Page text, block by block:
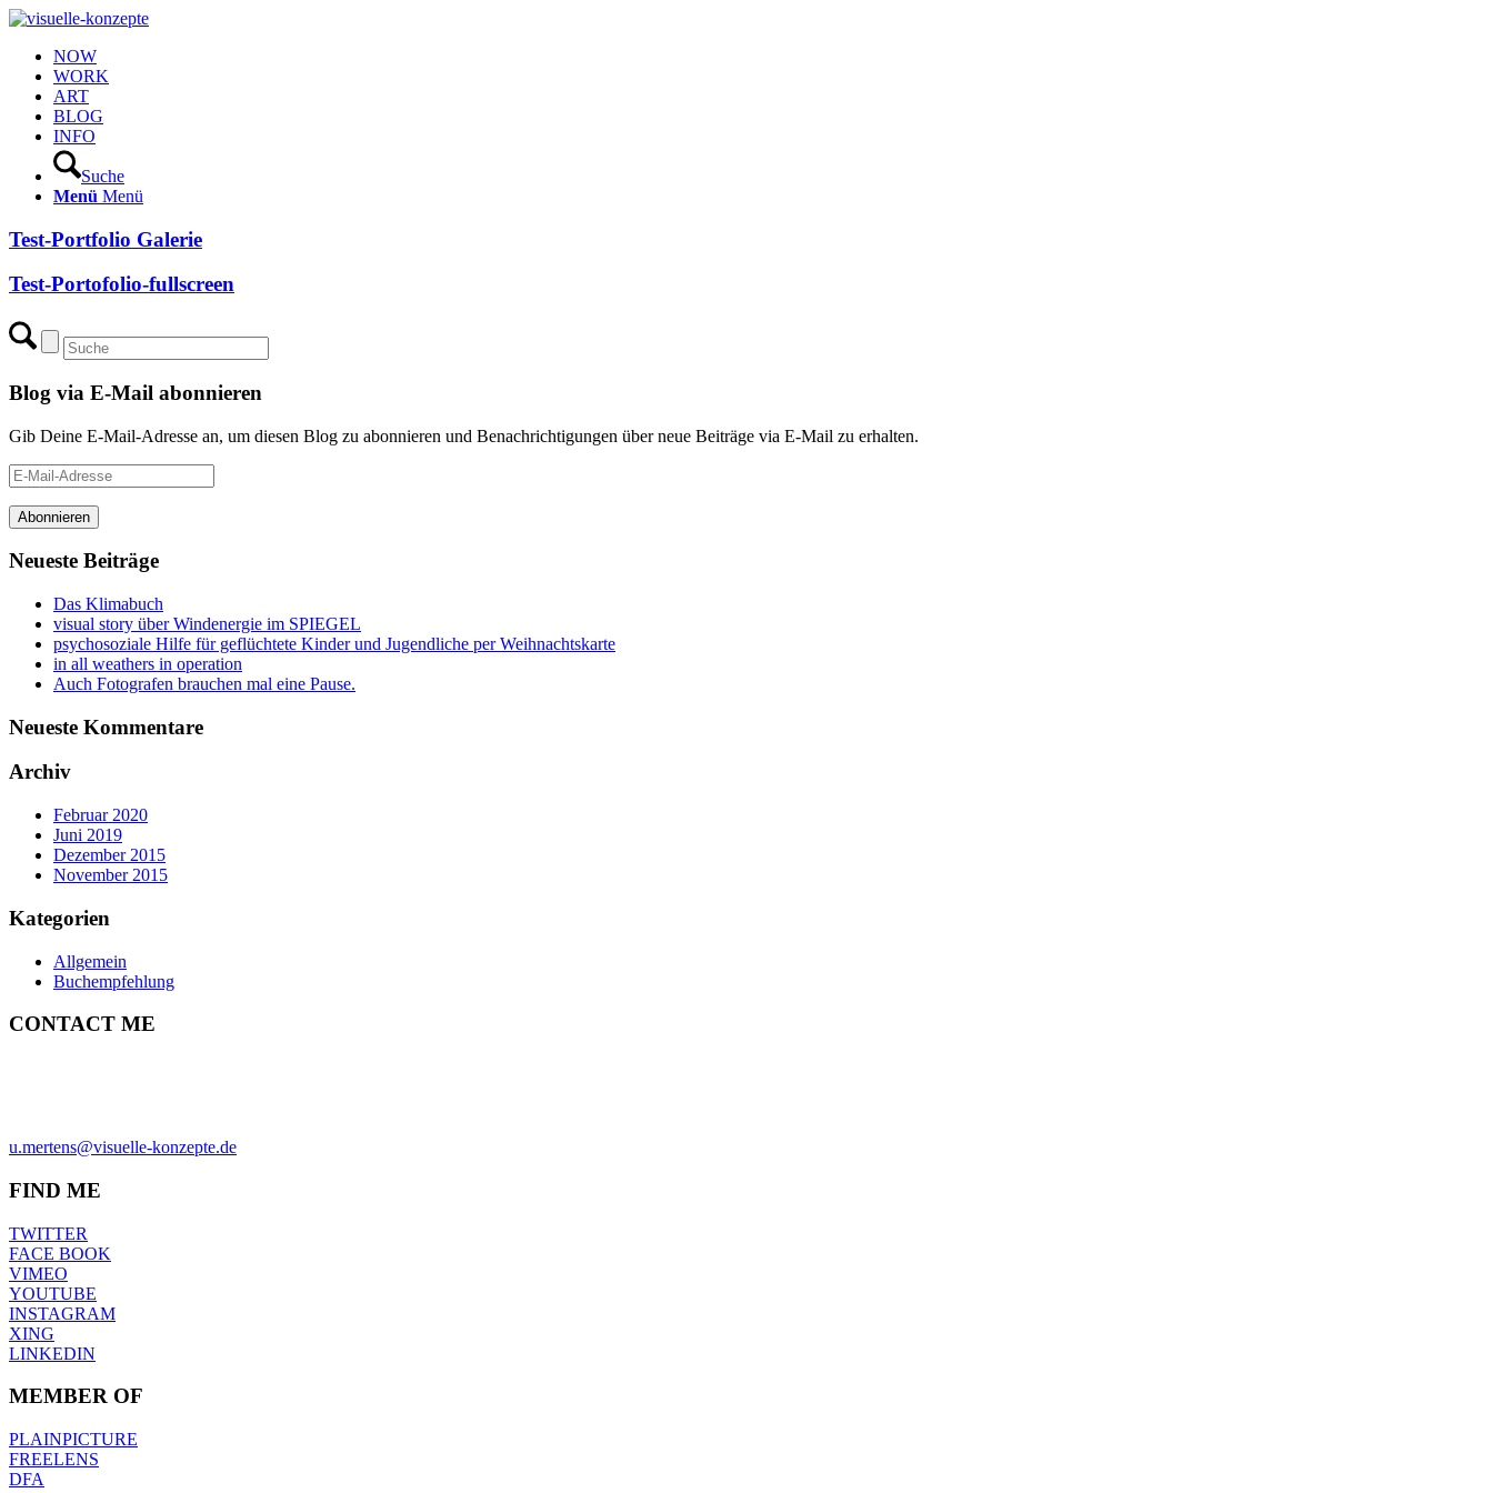
NOW
WORK
ART
BLOG
INFO
Suche
Menü Menü
Test-Portfolio Galerie
Test-Portofolio-fullscreen
Blog via E-Mail abonnieren
Gib Deine E-Mail-Adresse an, um diesen Blog zu abonnieren und Benachrichtigungen über neue Beiträge via E-Mail zu erhalten.
E-
Mail-
Adresse
Abonnieren
Neueste Beiträge
Das Klimabuch
visual story über Windenergie im SPIEGEL
psychosoziale Hilfe für geflüchtete Kinder und Jugendliche per Weihnachtskarte
in all weathers in operation
Auch Fotografen brauchen mal eine Pause.
Neueste Kommentare
Archiv
Februar 2020
Juni 2019
Dezember 2015
November 2015
Kategorien
Allgemein
Buchempfehlung
CONTACT ME
u.mertens@visuelle-konzepte.de
FIND ME
TWITTER
FACE BOOK
VIMEO
YOUTUBE
INSTAGRAM
XING
LINKEDIN
MEMBER OF
PLAINPICTURE
FREELENS
DFA